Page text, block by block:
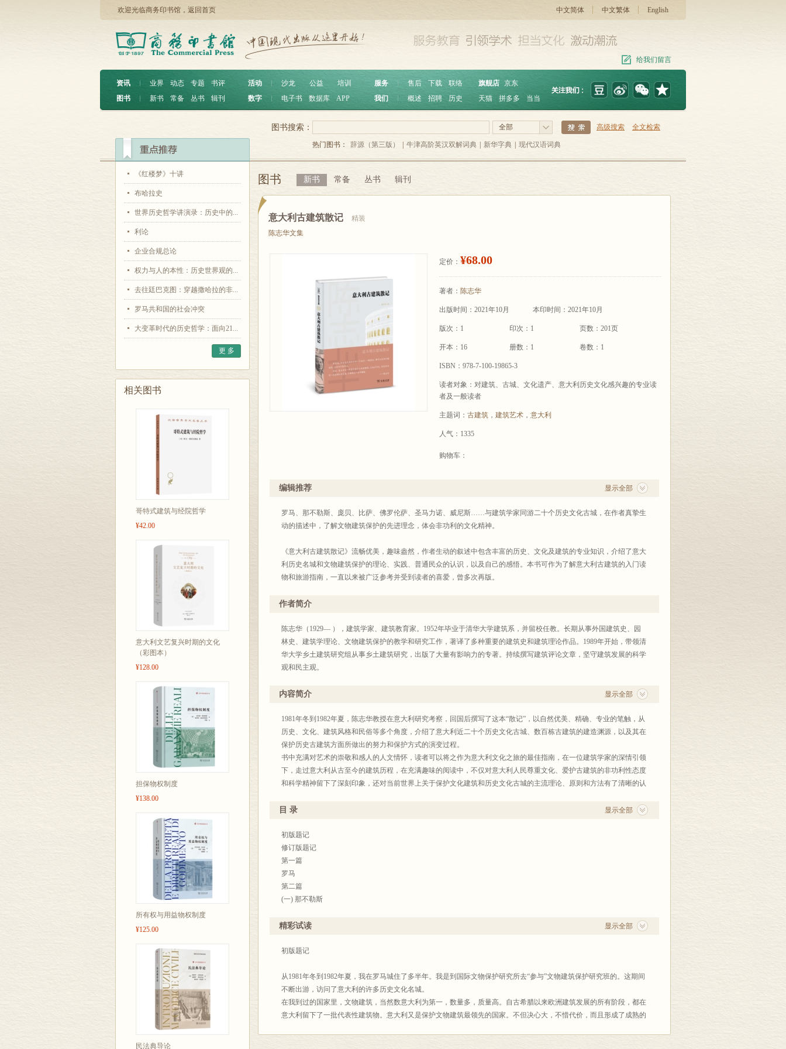
欢迎光临商务印书馆， 返回首页 中文简体 中文繁体 English
给我们留言
资讯 ︱ 业界 动态 专题
书评
图书
︱ 新书 常备 丛书 辑刊
活动 沙龙 公益
培训
数字
电子书 数据库 APP
服务 ︱ 售后 下载
联络
我们
概述 招聘 历史
旗舰店 京东
天猫
拼多多 当当
《红楼梦》十讲
布哈拉史
世界历史哲学讲演录：历史中的...
利论
企业合规总论
权力与人的本性：历史世界观的...
去往廷巴克图：穿越撒哈拉的非...
罗马共和国的社会冲突
大变革时代的历史哲学：面向21...
更 多
相关图书
哥特式建筑与经院哲学
¥42.00
意大利文艺复兴时期的文化
（彩图本）
¥128.00
担保物权制度
¥138.00
所有权与用益物权制度
¥125.00
民法典导论
全部 高级搜索 全文检索
图书搜索：
热门图书： 辞源（第三版） 牛津高阶英汉双解词典 新华字典 现代汉语词典
图书 新书 常备 丛书 辑刊
意大利古建筑散记
精装
陈志华文集
定价： ¥68.00
著者： 陈志华
出版时间：2021年10月 本印时间：2021年10月
版次：1 印次：1 页数：201页
开本：16 册数：1 卷数：1
ISBN：978-7-100-19865-3
读者对象：对建筑、古城、文化遗产、意大利历史文化感兴趣的专业读
者及一般读者
主题词： 古建筑 ， 建筑艺术 ， 意大利
人气：1335
购物车：
显示全部
编辑推荐
罗马、那不勒斯、庞贝、比萨、佛罗伦萨、圣马力诺、威尼斯……与建筑学家同游二十个历史文化古城，在作者真挚生
动的描述中，了解文物建筑保护的先进理念，体会非功利的文化精神。
《意大利古建筑散记》流畅优美，趣味盎然，作者生动的叙述中包含丰富的历史、文化及建筑的专业知识，介绍了意大
利历史名城和文物建筑保护的理论、实践、普通民众的认识，以及自己的感悟。本书可作为了解意大利古建筑的入门读
物和旅游指南，一直以来被广泛参考并受到读者的喜爱，曾多次再版。
作者简介
陈志华（1929— ），建筑学家、建筑教育家。1952年毕业于清华大学建筑系，并留校任教。长期从事外国建筑史、园
林史、建筑学理论、文物建筑保护的教学和研究工作，著译了多种重要的建筑史和建筑理论作品。1989年开始，带领清
华大学乡土建筑研究组从事乡土建筑研究，出版了大量有影响力的专著。持续撰写建筑评论文章，坚守建筑发展的科学
观和民主观。
显示全部
内容简介
1981年冬到1982年夏，陈志华教授在意大利研究考察，回国后撰写了这本“散记”，以自然优美、精确、专业的笔触，从
历史、文化、建筑风格和民俗等多个角度，介绍了意大利近二十个历史文化古城、数百栋古建筑的建造渊源，以及其在
保护历史古建筑方面所做出的努力和保护方式的演变过程。
书中充满对艺术的崇敬和感人的人文情怀，读者可以将之作为意大利文化之旅的最佳指南，在一位建筑学家的深情引领
下，走过意大利从古至今的建筑历程，在充满趣味的阅读中，不仅对意大利人民尊重文化、爱护古建筑的非功利性态度
和科学精神留下了深刻印象，还对当前世界上关于保护文化建筑和历史文化古城的主流理论、原则和方法有了清晰的认
显示全部
目 录
初版题记
修订版题记
第一篇
罗马
第二篇
(一) 那不勒斯
(三) 巴伊阿 波孰奥里 彼斯顿
第三篇
(二) 佛罗伦萨
(三) 西耶纳
(四) 奥维埃多
(五) 莱米尼 拉温纳 圣玛利诺
显示全部
精彩试读
初版题记
从1981年冬到1982年夏，我在罗马城住了多半年。我是到国际文物保护研究所去“参与”文物建筑保护研究班的。这期间
不断出游，访问了意大利的许多历史文化名城。
在我到过的国家里，文物建筑，当然数意大利为第一，数量多，质量高。自古希腊以来欧洲建筑发展的所有阶段，都在
意大利留下了一批代表性建筑物。意大利又是保护文物建筑最领先的国家。不但决心大，不惜代价，而且形成了成熟的